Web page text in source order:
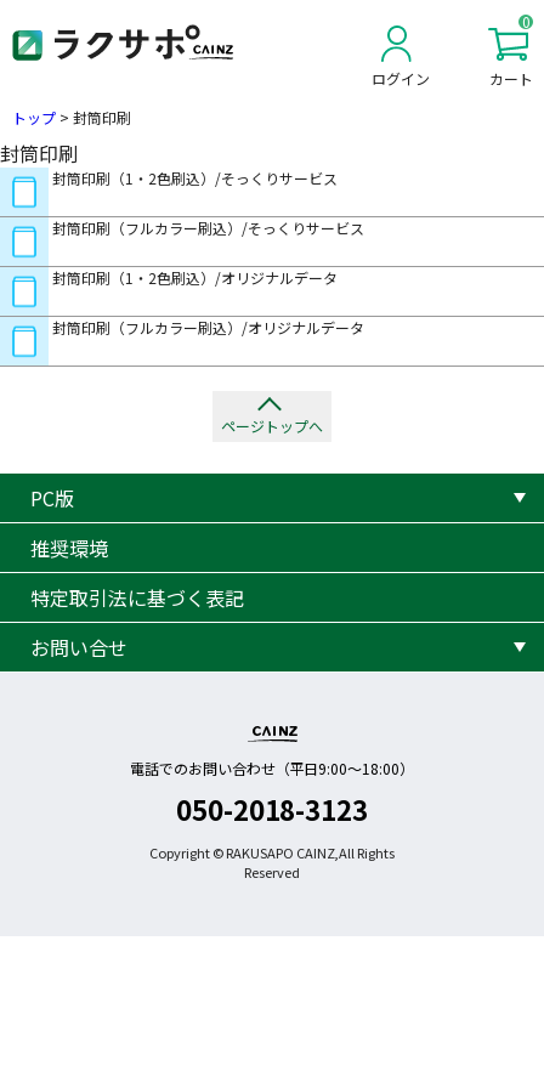
ログイン
0
カート
トップ > 封筒印刷
封筒印刷
封筒印刷（1・2色刷込）/そっくりサービス
封筒印刷（フルカラー刷込）/そっくりサービス
封筒印刷（1・2色刷込）/オリジナルデータ
封筒印刷（フルカラー刷込）/オリジナルデータ
ページトップへ
PC版
推奨環境
特定取引法に基づく表記
お問い合せ
電話でのお問い合わせ（平日9:00〜18:00）
050-2018-3123
Copyright © RAKUSAPO CAINZ,All Rights
Reserved